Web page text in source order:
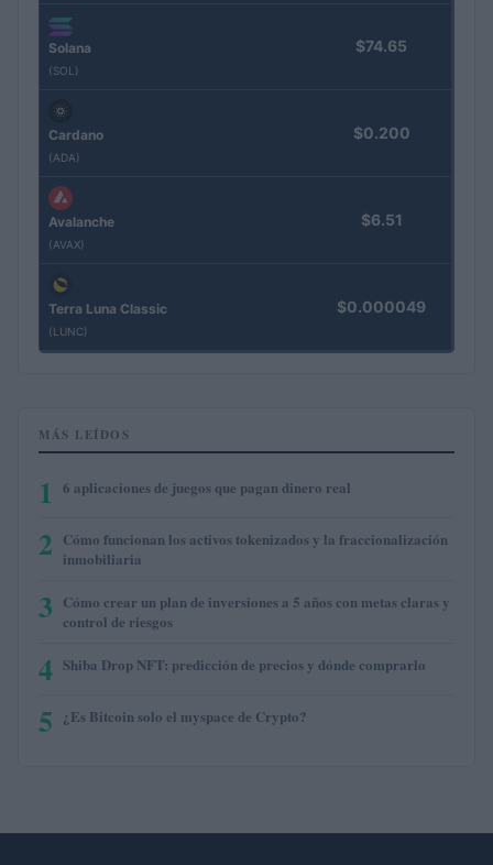
Solana
(SOL)
$74.65
Cardano
(ADA)
$0.200
Avalanche
(AVAX)
$6.51
Terra Luna Classic
(LUNC)
$0.000049
MÁS LEÍDOS
1 6 aplicaciones de juegos que pagan dinero real
2 Cómo funcionan los activos tokenizados y la fraccionalización
inmobiliaria
3 Cómo crear un plan de inversiones a 5 años con metas claras y
control de riesgos
4 Shiba Drop NFT: predicción de precios y dónde comprarlo
5 ¿Es Bitcoin solo el myspace de Crypto?